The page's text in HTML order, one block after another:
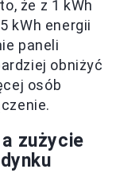
że z 1 kWh
kWh energii
paneli
obniżyć
osób
zużycie